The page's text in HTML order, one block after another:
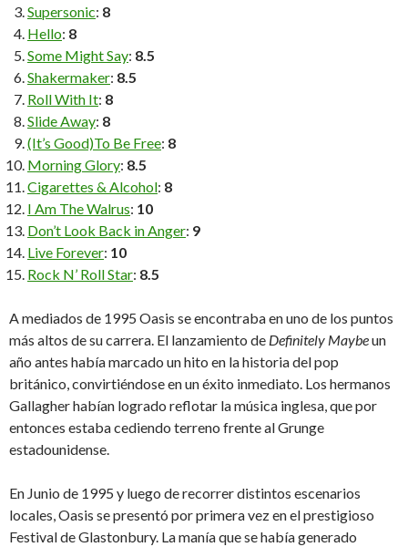
Supersonic: 8
Hello: 8
Some Might Say: 8.5
Shakermaker: 8.5
Roll With It: 8
Slide Away: 8
(It’s Good)To Be Free: 8
Morning Glory: 8.5
Cigarettes & Alcohol: 8
I Am The Walrus: 10
Don’t Look Back in Anger: 9
Live Forever: 10
Rock N’ Roll Star: 8.5
A mediados de 1995 Oasis se encontraba en uno de los puntos
más altos de su carrera. El lanzamiento de Definitely Maybeun
año antes había marcado un hito en la historia del pop
británico, convirtiéndose en un éxito inmediato. Los hermanos
Gallagher habían logrado reflotar la música inglesa, que por
entonces estaba cediendo terreno frente al Grunge
estadounidense.
En Junio de 1995 y luego de recorrer distintos escenarios
locales, Oasis se presentó por primera vez en el prestigioso
Festival de Glastonbury. La manía que se había generado